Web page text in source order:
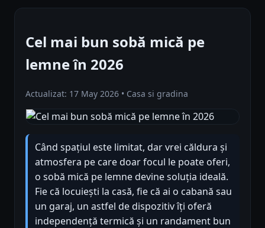
Cel mai bun sobă mică pe
lemne în 2026
Actualizat: 17 May 2026 • Casa si gradina
Când spațiul este limitat, dar vrei căldura și
atmosfera pe care doar focul le poate oferi,
o sobă mică pe lemne devine soluția ideală.
Fie că locuiești la casă, fie că ai o cabană sau
un garaj, un astfel de dispozitiv îți oferă
independență termică și un randament bun